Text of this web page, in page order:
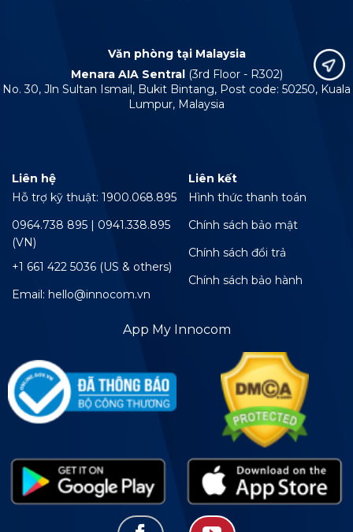
Văn phòng tại Malaysia
Menara AIA Sentral (3rd Floor - R302)
No. 30, Jln Sultan Ismail, Bukit Bintang, Post code: 50250, Kuala
Lumpur, Malaysia
Liên hệ
Hỗ trợ kỹ thuật: 1900.068.895
0964.738 895 | 0941.338.895
(VN)
+1 661 422 5036 (US & others)
Email: hello@innocom.vn
Liên kết
Hình thức thanh toán
Chính sách bảo mật
Chính sách đổi trả
Chính sách bảo hành
App My Innocom